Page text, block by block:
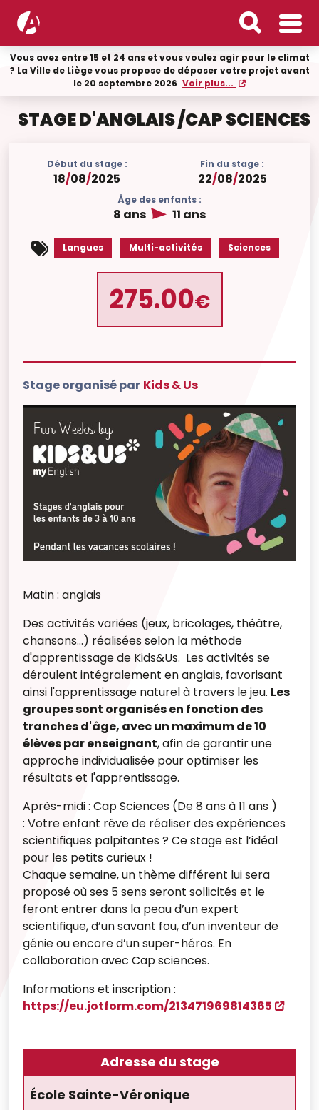
Vous avez entre 15 et 24 ans et vous voulez agir pour le climat
? La Ville de Liège vous propose de déposer votre projet avant
le 20 septembre 2026 Voir plus...
STAGE D'ANGLAIS /CAP SCIENCES
Début du stage :
18/08/2025
Fin du stage :
22/08/2025
Âge des enfants :
8 ans 11 ans
Langues Multi-activités Sciences
275.00€
Stage organisé par Kids & Us
Matin : anglais
Des activités variées (jeux, bricolages, théâtre,
chansons...) réalisées selon la méthode
d'apprentissage de Kids&Us. Les activités se
déroulent intégralement en anglais, favorisant
ainsi l'apprentissage naturel à travers le jeu. Les
groupes sont organisés en fonction des
tranches d'âge, avec un maximum de 10
élèves par enseignant, afin de garantir une
approche individualisée pour optimiser les
résultats et l'apprentissage.
Après-midi : Cap Sciences (De 8 ans à 11 ans )
: Votre enfant rêve de réaliser des expériences
scientifiques palpitantes ? Ce stage est l’idéal
pour les petits curieux !
Chaque semaine, un thème différent lui sera
proposé où ses 5 sens seront sollicités et le
feront entrer dans la peau d’un expert
scientifique, d’un savant fou, d’un inventeur de
génie ou encore d’un super-héros. En
collaboration avec Cap sciences.
Informations et inscription :
https://eu.jotform.com/213471969814365
Adresse du stage
École Sainte-Véronique